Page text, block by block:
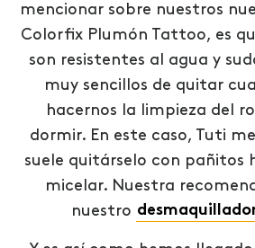
mencionar sobre nuestros
Colorfix Plumón Tattoo, es
son resistentes al agua y
muy sencillos de quitar
hacernos la limpieza del
dormir. En este caso, Tuti
suele quitárselo con pañitos
micelar. Nuestra
nuestro